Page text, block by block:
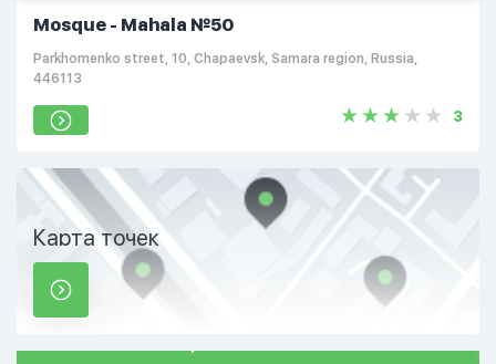
Mosque - Mahala №50
Parkhomenko street, 10, Chapaevsk, Samara region, Russia,
446113
3
Карта точек